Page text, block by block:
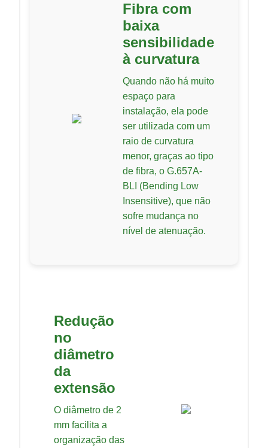
Fibra com
baixa
sensibilidade
à curvatura
Quando não há muito
espaço para
instalação, ela pode
ser utilizada com um
raio de curvatura
menor, graças ao tipo
de fibra, o G.657A-
BLI (Bending Low
Insensitive), que não
sofre mudança no
nível de atenuação.
Redução
no
diâmetro
da
extensão
O diâmetro de 2
mm facilita a
organização das